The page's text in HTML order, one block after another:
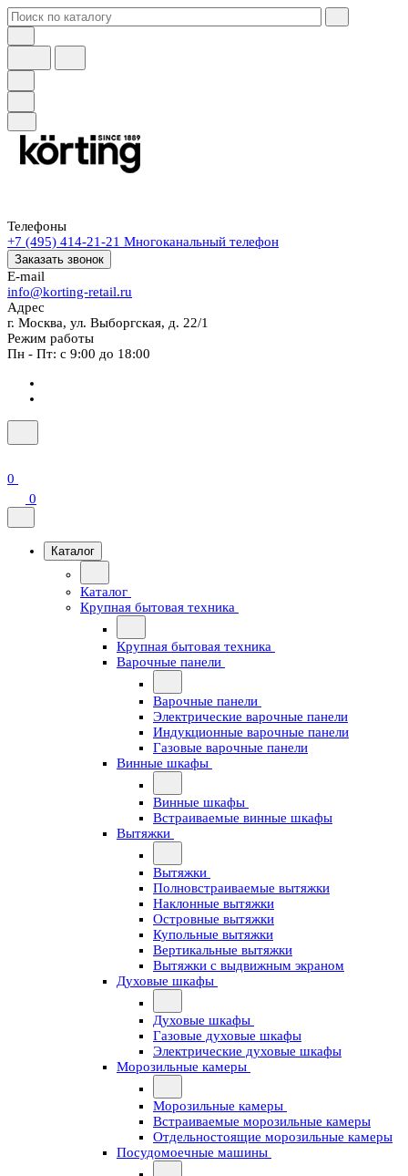
Телефоны
+7 (495) 414-21-21 Многоканальный телефон
Заказать звонок
E-mail
info@korting-retail.ru
Адрес
г. Москва, ул. Выборгская, д. 22/1
Режим работы
Пн - Пт: с 9:00 до 18:00
0
0
Каталог
Каталог
Крупная бытовая техника
Крупная бытовая техника
Варочные панели
Варочные панели
Электрические варочные панели
Индукционные варочные панели
Газовые варочные панели
Винные шкафы
Винные шкафы
Встраиваемые винные шкафы
Вытяжки
Вытяжки
Полновстраиваемые вытяжки
Наклонные вытяжки
Островные вытяжки
Купольные вытяжки
Вертикальные вытяжки
Вытяжки с выдвижным экраном
Духовые шкафы
Духовые шкафы
Газовые духовые шкафы
Электрические духовые шкафы
Морозильные камеры
Морозильные камеры
Встраиваемые морозильные камеры
Отдельностоящие морозильные камеры
Посудомоечные машины